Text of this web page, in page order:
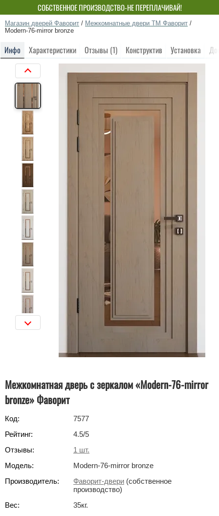
СОБСТВЕННОЕ ПРОИЗВОДСТВО-НЕ ПЕРЕПЛАЧИВАЙ!
Магазин дверей Фаворит / Межкомнатные двери ТМ Фаворит /
Modern-76-mirror bronze
Инфо Характеристики Отзывы (1) Конструктив Установка
Межкомнатная дверь с зеркалом «Modern-76-mirror
bronze» Фаворит
Код:
7577
Рейтинг:
4.5/5
Отзывы:
1 шт.
Модель:
Modern-76-mirror bronze
Производитель:
Фаворит-двери (собственное
производство)
Вес:
35кг.